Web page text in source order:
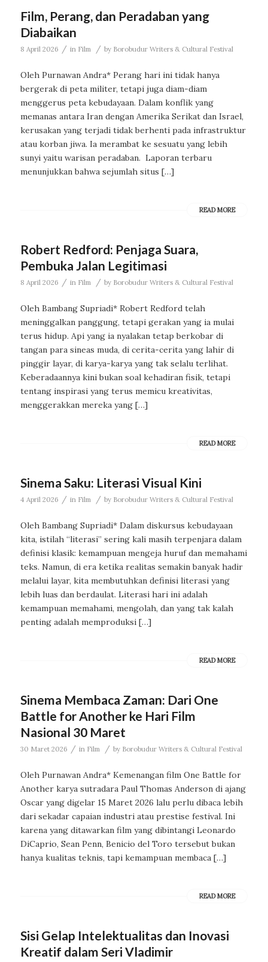
Film, Perang, dan Peradaban yang
Diabaikan
8 April 2026 / in Film / by Borobudur Writers & Cultural Festival
Oleh Purnawan Andra* Perang hari ini tidak hanya
bergerak di peta militer, tetapi juga diam-diam
menggerus peta kebudayaan. Dalam konflik yang
memanas antara Iran dengan Amerika Serikat dan Israel,
kerusakan yang terjadi tidak berhenti pada infrastruktur
atau korban jiwa. Ia merambat ke sesuatu yang lebih
sunyi yaitu warisan peradaban. Laporan terbaru
menunjukkan bahwa sejumlah situs […]
READ MORE
Robert Redford: Penjaga Suara,
Pembuka Jalan Legitimasi
8 April 2026 / in Film / by Borobudur Writers & Cultural Festival
Oleh Bambang Supriadi* Robert Redford telah
meninggalkan panggung, tetapi gerakan yang ia mulai
terus hidup. Api yang ia nyalakan tetap berkobar di
tangan para sineas muda, di cerita-cerita yang lahir di
pinggir layar, di karya-karya yang tak selalu terlihat.
Keberadaannya kini bukan soal kehadiran fisik, tetapi
tentang inspirasi yang terus memicu kreativitas,
menggerakkan mereka yang […]
READ MORE
Sinema Saku: Literasi Visual Kini
4 April 2026 / in Film / by Borobudur Writers & Cultural Festival
Oleh Bambang Supriadi* Dalam diskursus kebudayaan
kita, istilah “literasi” sering kali masih terpenjara dalam
definisi klasik: kemampuan mengeja huruf dan memahami
teks. Namun, di era ketika realitas semakin banyak hadir
melalui layar, kita membutuhkan definisi literasi yang
lebih luas dan berdaulat. Literasi hari ini adalah
kemampuan memahami, mengolah, dan yang tak kalah
penting adalah memproduksi […]
READ MORE
Sinema Membaca Zaman: Dari One
Battle for Another ke Hari Film
Nasional 30 Maret
30 Maret 2026 / in Film / by Borobudur Writers & Cultural Festival
Oleh Purnawan Andra* Kemenangan film One Battle for
Another karya sutradara Paul Thomas Anderson di ajang
Oscar yang digelar 15 Maret 2026 lalu perlu dibaca lebih
dari sekadar capaian industri atau prestise festival. Ini
karena yang ditawarkan film yang dibintangi Leonardo
DiCaprio, Sean Penn, Benicio del Toro tersebut bukan
hanya kualitas teknis, tapi kemampuan membaca […]
READ MORE
Sisi Gelap Intelektualitas dan Inovasi
Kreatif dalam Seri Vladimir